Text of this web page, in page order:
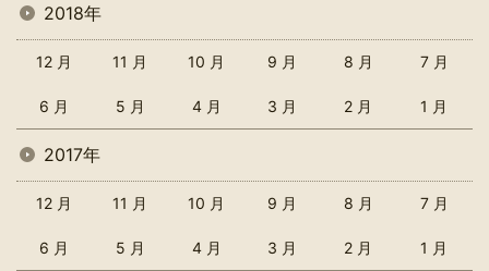
2018年
12 月 11 月 10 月 9 月 8 月 7 月
6 月 5 月 4 月 3 月 2 月 1 月
2017年
12 月 11 月 10 月 9 月 8 月 7 月
6 月 5 月 4 月 3 月 2 月 1 月